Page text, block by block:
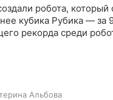
робота, который
кубика Рубика — за
рекорда среди
Альбова